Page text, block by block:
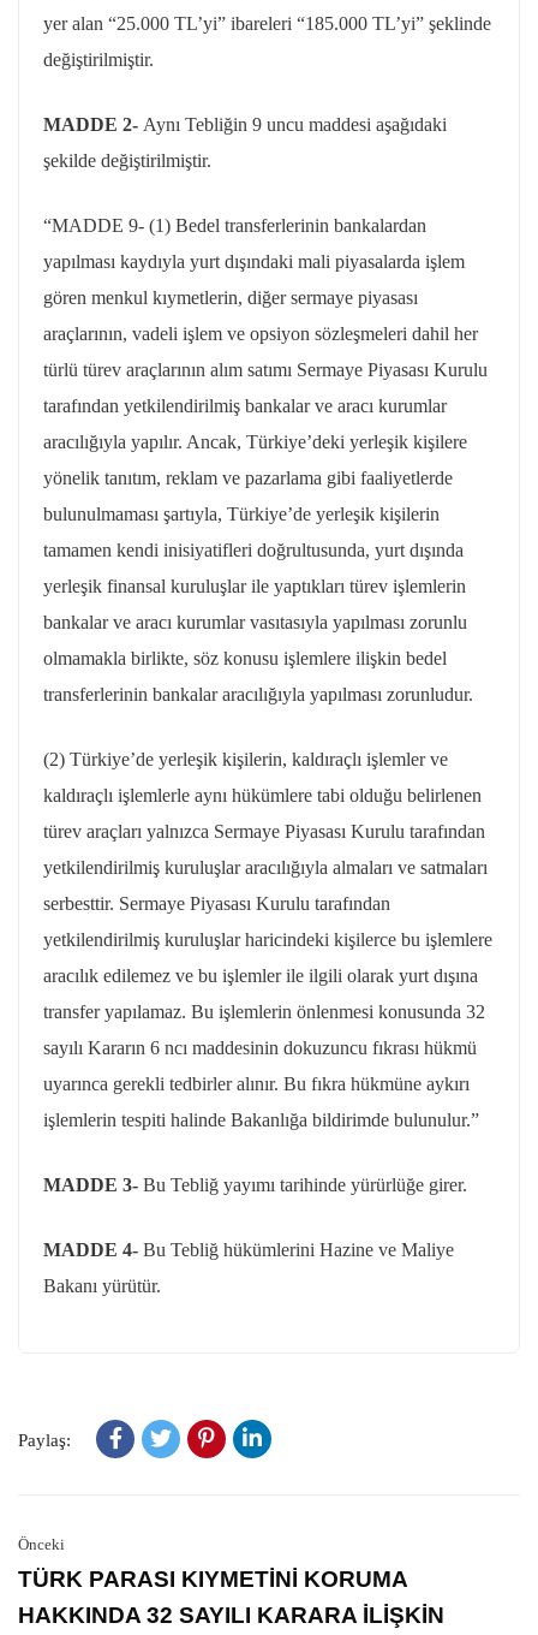
yer alan “25.000 TL’yi” ibareleri “185.000 TL’yi” şeklinde
değiştirilmiştir.
MADDE 2- Aynı Tebliğin 9 uncu maddesi aşağıdaki
şekilde değiştirilmiştir.
“MADDE 9- (1) Bedel transferlerinin bankalardan
yapılması kaydıyla yurt dışındaki mali piyasalarda işlem
gören menkul kıymetlerin, diğer sermaye piyasası
araçlarının, vadeli işlem ve opsiyon sözleşmeleri dahil her
türlü türev araçlarının alım satımı Sermaye Piyasası Kurulu
tarafından yetkilendirilmiş bankalar ve aracı kurumlar
aracılığıyla yapılır. Ancak, Türkiye’deki yerleşik kişilere
yönelik tanıtım, reklam ve pazarlama gibi faaliyetlerde
bulunulmaması şartıyla, Türkiye’de yerleşik kişilerin
tamamen kendi inisiyatifleri doğrultusunda, yurt dışında
yerleşik finansal kuruluşlar ile yaptıkları türev işlemlerin
bankalar ve aracı kurumlar vasıtasıyla yapılması zorunlu
olmamakla birlikte, söz konusu işlemlere ilişkin bedel
transferlerinin bankalar aracılığıyla yapılması zorunludur.
(2) Türkiye’de yerleşik kişilerin, kaldıraçlı işlemler ve
kaldıraçlı işlemlerle aynı hükümlere tabi olduğu belirlenen
türev araçları yalnızca Sermaye Piyasası Kurulu tarafından
yetkilendirilmiş kuruluşlar aracılığıyla almaları ve satmaları
serbesttir. Sermaye Piyasası Kurulu tarafından
yetkilendirilmiş kuruluşlar haricindeki kişilerce bu işlemlere
aracılık edilemez ve bu işlemler ile ilgili olarak yurt dışına
transfer yapılamaz. Bu işlemlerin önlenmesi konusunda 32
sayılı Kararın 6 ncı maddesinin dokuzuncu fıkrası hükmü
uyarınca gerekli tedbirler alınır. Bu fıkra hükmüne aykırı
işlemlerin tespiti halinde Bakanlığa bildirimde bulunulur.”
MADDE 3- Bu Tebliğ yayımı tarihinde yürürlüğe girer.
MADDE 4- Bu Tebliğ hükümlerini Hazine ve Maliye
Bakanı yürütür.
Paylaş:
Önceki
TÜRK PARASI KIYMETİNİ KORUMA
HAKKINDA 32 SAYILI KARARA İLİŞKİN